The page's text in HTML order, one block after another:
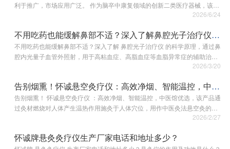
利于推广，市场应用广泛。 作为脑卒中康复领域的创新二类医疗器械，该设
备依托无创物理治疗技术，改善脑部血液循环，助力受损脑神经功能修复，
2026/6/24
不用吃药也能缓解鼻部不适？深入了解鼻腔光子治疗仪的科学原理
不用吃药也能缓解鼻部不适？深入了解 鼻腔光子治疗仪 的科学原理，通过鼻
腔内光量子血管外照射，用于高粘血症、高脂血症等血脂异常症的辅助治
2026/3/20
告别烟熏！怀诚悬空灸疗仪：高效净烟、智能温控，中医馆优选
告别烟熏！ 怀诚悬空灸疗仪 ：高效净烟、智能温控，中医馆优选，该产品通
过灸材燃烧对人体产生温热作用施灸于人体穴位，用作中医灸法悬空灸的灸
2026/2/27
怀诚牌悬灸灸疗仪生产厂家电话和地址多少？